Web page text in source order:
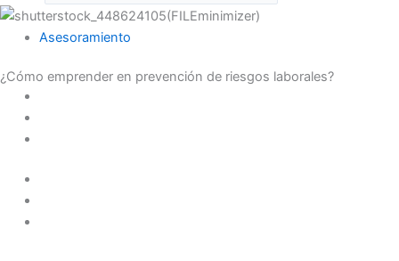
Asesoramiento
¿Cómo emprender en prevención de riesgos laborales?